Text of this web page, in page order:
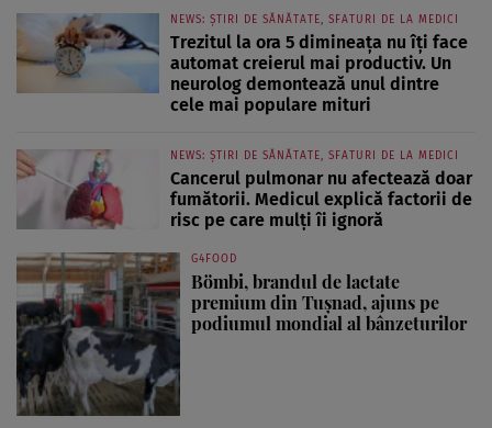
NEWS: ȘTIRI DE SĂNĂTATE, SFATURI DE LA MEDICI
Trezitul la ora 5 dimineața nu îți face
automat creierul mai productiv. Un
neurolog demontează unul dintre
cele mai populare mituri
NEWS: ȘTIRI DE SĂNĂTATE, SFATURI DE LA MEDICI
Cancerul pulmonar nu afectează doar
fumătorii. Medicul explică factorii de
risc pe care mulți îi ignoră
G4FOOD
Bömbi, brandul de lactate
premium din Tușnad, ajuns pe
podiumul mondial al bânzeturilor